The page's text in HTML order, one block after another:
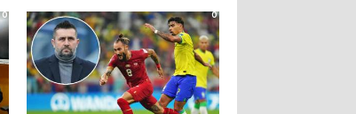
0 0